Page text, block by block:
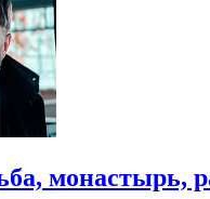
монастырь,